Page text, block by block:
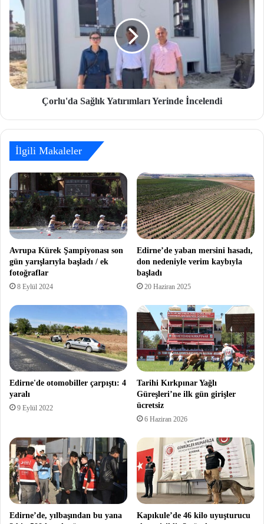
Çorlu'da Sağlık Yatırımları Yerinde İncelendi
İlgili Makaleler
Avrupa Kürek Şampiyonası son
gün yarışlarıyla başladı / ek
fotoğraflar
8 Eylül 2024
Edirne’de yaban mersini hasadı,
don nedeniyle verim kaybıyla
başladı
20 Haziran 2025
Edirne'de otomobiller çarpıştı: 4
yaralı
9 Eylül 2022
Tarihi Kırkpınar Yağlı
Güreşleri’ne ilk gün girişler
ücretsiz
6 Haziran 2026
Edirne’de, yılbaşından bu yana
Kapıkule’de 46 kilo uyuşturucu